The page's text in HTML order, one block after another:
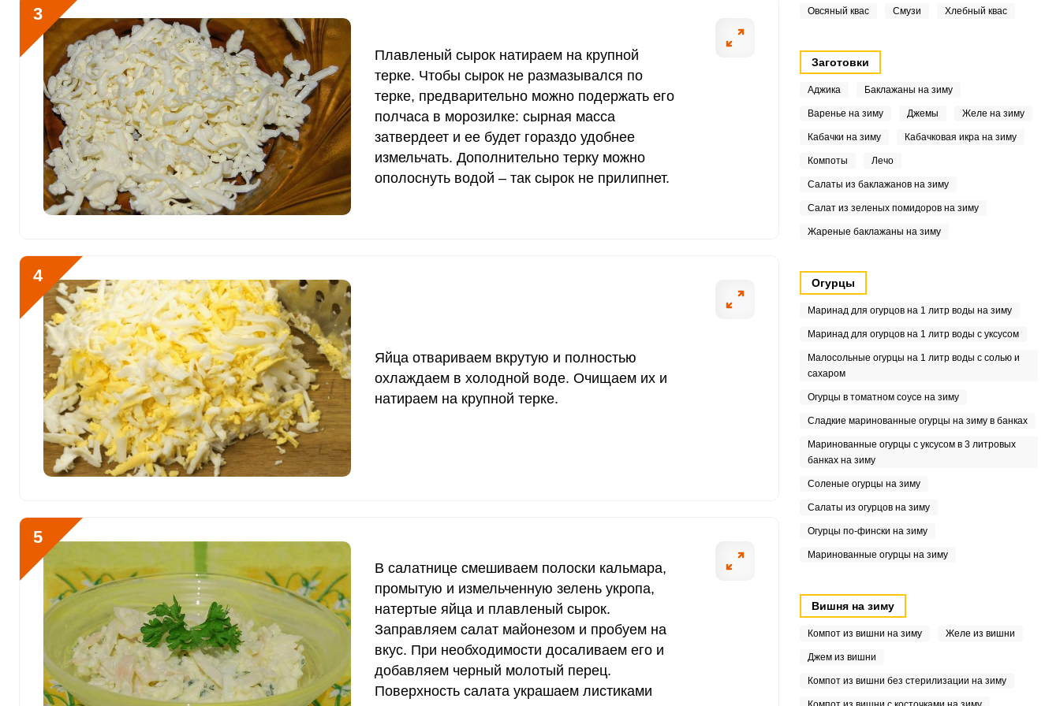
Железо 8 мг
Йод 922.5 мкг
Кобальт 296.7 мкг 10 мкг 515
Литий 0.5 мкг 70 мкг 0.1
Марганец 0.8 мкг 6.8
Медь 4693.6 мкг
Рубидий
Селен 168.8 мкг
Фтор 62.2 мкг
Хром 4.6 мкг 1.6
Цинк 9.8 мг 12 мг
Бор
Ванадий 0
3
Плавленый сырок натираем на крупной
терке. Чтобы сырок не размазывался по
терке, предварительно можно подержать его
полчаса в морозилке: сырная масса
затвердеет и ее будет гораздо удобнее
измельчать. Дополнительно терку можно
ополоснуть водой – так сырок не прилипнет.
4
Яйца отвариваем вкрутую и полностью
охлаждаем в холодной воде. Очищаем их и
натираем на крупной терке.
5
В салатнице смешиваем полоски кальмара,
промытую и измельченную зелень укропа,
натертые яйца и плавленый сырок.
Заправляем салат майонезом и пробуем на
вкус. При необходимости досаливаем его и
добавляем черный молотый перец.
Поверхность салата украшаем листиками
Овсяный квас Смузи Хлебный квас
Заготовки
Аджика Баклажаны на зиму
Варенье на зиму Джемы Желе на зиму
Кабачки на зиму Кабачковая икра на зиму
Компоты Лечо
Салаты из баклажанов на зиму
Салат из зеленых помидоров на зиму
Жареные баклажаны на зиму
Огурцы
Маринад для огурцов на 1 литр воды на зиму
Маринад для огурцов на 1 литр воды с уксусом
Малосольные огурцы на 1 литр воды с солью и
сахаром
Огурцы в томатном соусе на зиму
Сладкие маринованные огурцы на зиму в банках
Маринованные огурцы с уксусом в 3 литровых
банках на зиму
Соленые огурцы на зиму
Салаты из огурцов на зиму
Огурцы по-фински на зиму
Маринованные огурцы на зиму
Вишня на зиму
Компот из вишни на зиму Желе из вишни
Джем из вишни
Компот из вишни без стерилизации на зиму